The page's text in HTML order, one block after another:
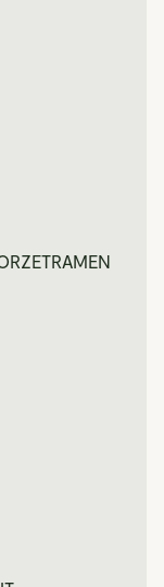
woning en
een ruim
en
is bestemming
Voor
ook verwijzen
vanuit de hal
centraal in
drie
vanuit de
met veel